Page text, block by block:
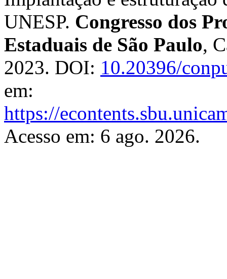
UNESP. Congresso dos
Estaduais de São Paulo,
2023. DOI: 10.20396/
em:
https://
Acesso em: 6 ago. 2026.